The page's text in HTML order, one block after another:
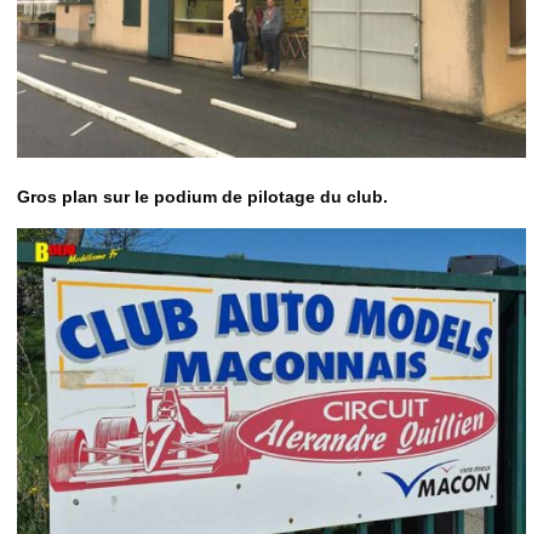
Gros plan sur le podium de pilotage du club.